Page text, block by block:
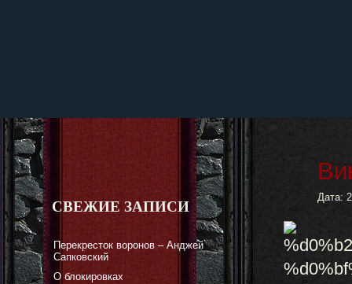
СВЕЖИЕ ЗАПИСИ
Перекресток воронов – Анджей
Сапковский
О блокировках
Дата: